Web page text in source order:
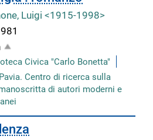
Luigi <1915-1998>
Civica "Carlo Bonetta"
Centro di ricerca sulla
di autori moderni e